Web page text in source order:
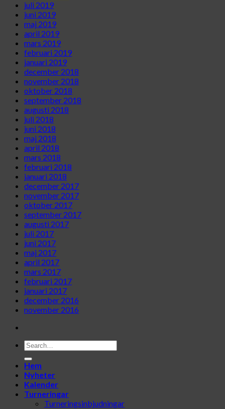
juli 2019
juni 2019
maj 2019
april 2019
mars 2019
februari 2019
januari 2019
december 2018
november 2018
oktober 2018
september 2018
augusti 2018
juli 2018
juni 2018
maj 2018
april 2018
mars 2018
februari 2018
januari 2018
december 2017
november 2017
oktober 2017
september 2017
augusti 2017
juli 2017
juni 2017
maj 2017
april 2017
mars 2017
februari 2017
januari 2017
december 2016
november 2016
Hem
Nyheter
Kalender
Turneringar
Turneringsinbjudningar